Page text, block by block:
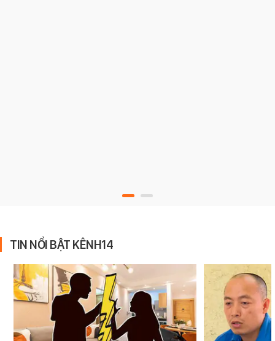
TIN NỔI BẬT KÊNH14